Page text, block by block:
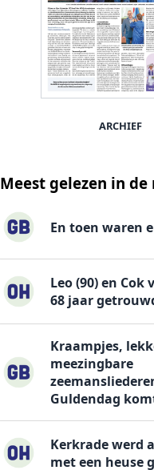
ARCHIEF
Meest gelezen in de
En toen waren
Leo (90) en Cok
68 jaar
Kraampjes,
meezingbare
Guldendag
Kerkrade werd
met een heuse